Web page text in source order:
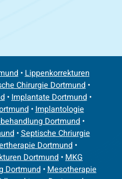
•Lippenkorrekturen
Chirurgie Dortmund •
•Implantate Dortmund•
•Implantologie
Dortmund •
•Septische Chriurgie
Dortmund•
Dortmund •MKG
Dortmund•Mesotherapie